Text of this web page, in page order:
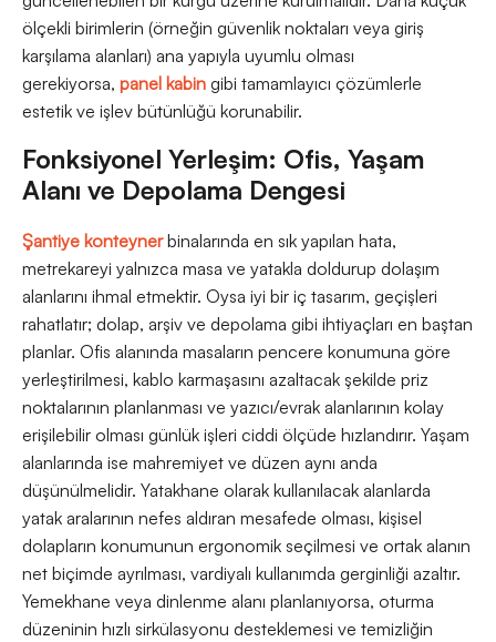
ölçekli birimlerin (örneğin güvenlik noktaları veya giriş
karşılama alanları) ana yapıyla uyumlu olması
gerekiyorsa, panel kabin gibi tamamlayıcı çözümlerle
estetik ve işlev bütünlüğü korunabilir.
Fonksiyonel Yerleşim: Ofis, Yaşam
Alanı ve Depolama Dengesi
Şantiye konteynerbinalarında en sık yapılan hata,
metrekareyi yalnızca masa ve yatakla doldurup dolaşım
alanlarını ihmal etmektir. Oysa iyi bir iç tasarım, geçişleri
rahatlatır; dolap, arşiv ve depolama gibi ihtiyaçları en baştan
planlar. Ofis alanında masaların pencere konumuna göre
yerleştirilmesi, kablo karmaşasını azaltacak şekilde priz
noktalarının planlanması ve yazıcı/evrak alanlarının kolay
erişilebilir olması günlük işleri ciddi ölçüde hızlandırır. Yaşam
alanlarında ise mahremiyet ve düzen aynı anda
düşünülmelidir. Yatakhane olarak kullanılacak alanlarda
yatak aralarının nefes aldıran mesafede olması, kişisel
dolapların konumunun ergonomik seçilmesi ve ortak alanın
net biçimde ayrılması, vardiyalı kullanımda gerginliği azaltır.
Yemekhane veya dinlenme alanı planlanıyorsa, oturma
düzeninin hızlı sirkülasyonu desteklemesi ve temizliğin